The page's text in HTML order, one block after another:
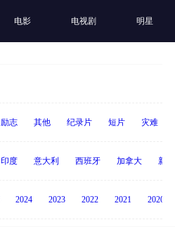
电影 电视剧 明星
励志 其他 纪录片 短片 灾难
印度 意大利 西班牙 加拿大 新
2024 2023 2022 2021 2020